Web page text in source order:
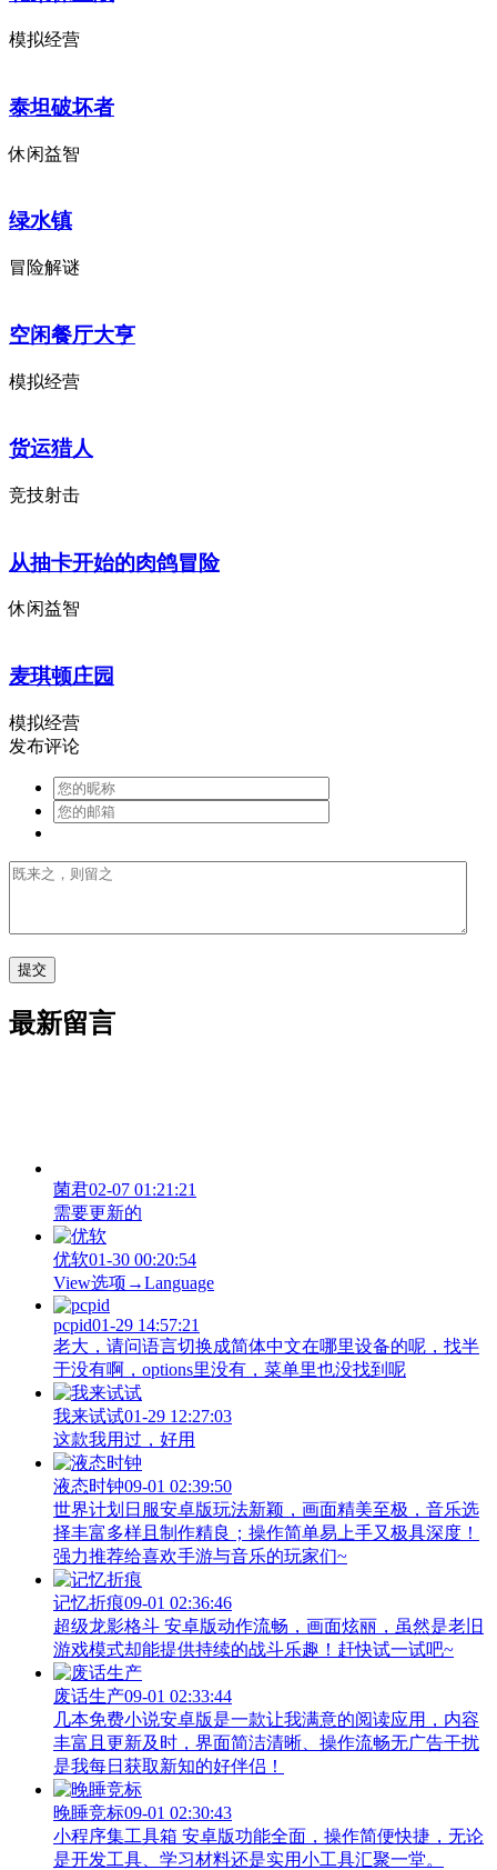
模拟经营
泰坦破坏者
休闲益智
绿水镇
冒险解谜
空闲餐厅大亨
模拟经营
货运猎人
竞技射击
从抽卡开始的肉鸽冒险
休闲益智
麦琪顿庄园
模拟经营
发布评论
最新留言
菌君02-07 01:21:21
需要更新的
优软01-30 00:20:54
View‌选项→Language
pcpid01-29 14:57:21
老大，请问语言切换成简体中文在哪里设备的呢，找半
于没有啊，options里没有，菜单里也没找到呢
我来试试01-29 12:27:03
这款我用过，好用
液态时钟09-01 02:39:50
世界计划日服安卓版玩法新颖，画面精美至极，音乐选
择丰富多样且制作精良；操作简单易上手又极具深度！
强力推荐给喜欢手游与音乐的玩家们~
记忆折痕09-01 02:36:46
超级龙影格斗 安卓版动作流畅，画面炫丽，虽然是老旧
游戏模式却能提供持续的战斗乐趣！赶快试一试吧~
废话生产09-01 02:33:44
几本免费小说安卓版是一款让我满意的阅读应用，内容
丰富且更新及时，界面简洁清晰、操作流畅无广告干扰
是我每日获取新知的好伴侣！
晚睡竞标09-01 02:30:43
小程序集工具箱 安卓版功能全面，操作简便快捷，无论
是开发工具、学习材料还是实用小工具汇聚一堂。